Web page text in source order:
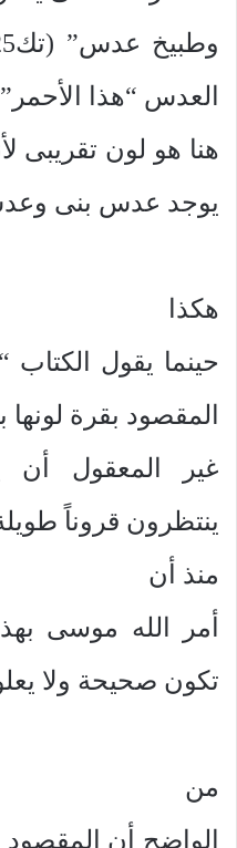
العدس “هذا الأحمر”
هنا هو لون تقريبى
يوجد عدس بنى
هكذا
حينما يقول
المقصود بقرة لونها
غير المعقول
ينتظرون قروناً
منذ أن
أمر الله موسى
تكون صحيحة ولا
من
الواضح أن المقصود